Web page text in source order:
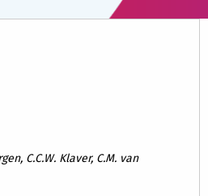
C.C.W. Klaver, C.M. van